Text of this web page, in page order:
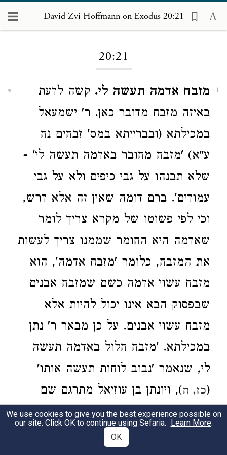
David Zvi Hoffmann on Exodus 20:21
20:21
1 מזבח אדמה תעשה לי. קשה לדעת
באיזה מזבח מדובר כאן. ר' ישמעאל
במכילתא (ובברייתא במס' זבחים נח
ע"א) 'מזבח מחובר באדמה תעשה לי' -
שלא תבנהו על גבי כיפים ולא על גבי
עמודים'. ברם דומה שאין זה אלא דרש,
וכי לפי פשוטו של מקרא צריך לומר
שאדמה היא החומר שממנו צריך לעשות
את המזבח, כלומר 'מזבח אדמה', הוא
מזבח עשוי אדמה כשם שמזבח אבנים
שבפסוק הבא אינו יכול להיות אלא
מזבח עשוי אבנים. על כן מבאר ר' נתן
במכילתא. 'מזבח חלול באדמה תעשה
לי, שנאמר 'נבוב לוחות תעשה אותו'
(כז, ח), ויונתן בן עוזיאל מתרגם שם
'חליל לוחן מלי עפרא תעביד יתיה'176
.
והנה, ככל שיותר סביר הוא שמזבח
We use cookies to give you the best experience possible on
our site. Click OK to continue using Sefaria. Learn More.
OK